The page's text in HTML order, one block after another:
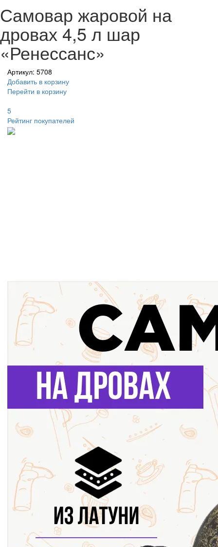
Самовар жаровой на
дровах 4,5 л шар
«Ренессанс»
Артикул: 5708
Добавить в корзину
Перейти в корзину
5
Рейтинг покупателей